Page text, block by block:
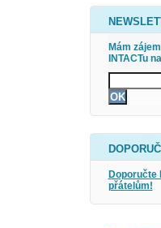
Mám
INTACTu
Doporučte
přátelům!